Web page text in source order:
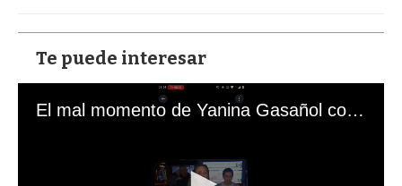
Te puede interesar
El mal momento de Yanina Gasañol con un hincha argentino en "Subrayado"